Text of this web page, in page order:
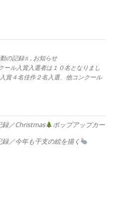
の記録♬ , お知らせ
ール入賞入選者は１０名となりまし
賞４名佳作２名入選、他コンクール
録／Christmas
ポップアップカー
／今年も干支の絵を描く